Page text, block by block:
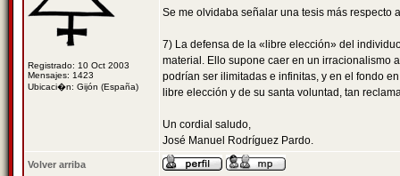
Registrado: 10 Oct 2003
Mensajes: 1423
Ubicaci�n: Gijón (España)
Se me olvidaba señalar una tesis más respecto
7) La defensa de la «libre elección» del
material. Ello supone caer en un irracionalismo
podrían ser ilimitadas e infinitas, y en el fondo
libre elección y de su santa voluntad, tan
Un cordial saludo,
José Manuel Rodríguez Pardo.
Volver arriba